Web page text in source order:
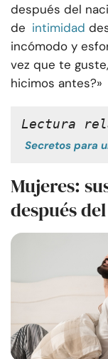
después del
de intimidad
incómodo y
vez que te
hicimos antes?»
Lectura
Secretos para
Mujeres:
después